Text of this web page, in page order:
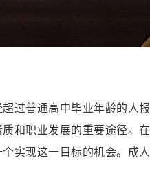
过普通高中毕业年龄的人
和职业发展的重要途径。
实现这一目标的机会。成